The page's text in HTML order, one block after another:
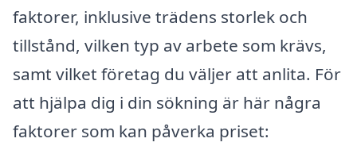
faktorer, inklusive trädens storlek och
tillstånd, vilken typ av arbete som krävs,
samt vilket företag du väljer att anlita. För
att hjälpa dig i din sökning är här några
faktorer som kan påverka priset: